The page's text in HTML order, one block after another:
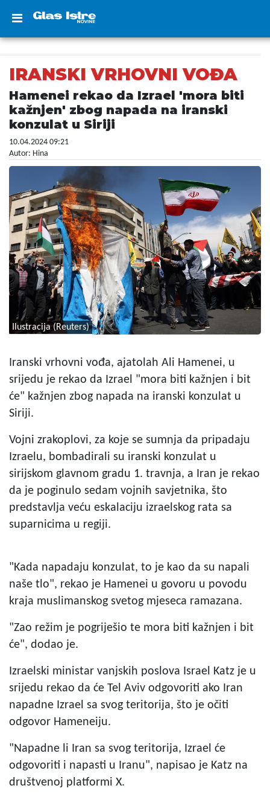
IRANSKI VRHOVNI VOĐA
Hamenei rekao da Izrael 'mora biti
kažnjen' zbog napada na iranski
konzulat u Siriji
10.04.2024 09:21
Autor: Hina
Ilustracija (Reuters)
Iranski vrhovni vođa, ajatolah Ali Hamenei, u
srijedu je rekao da Izrael "mora biti kažnjen i bit
će" kažnjen zbog napada na iranski konzulat u
Siriji.
Vojni zrakoplovi, za koje se sumnja da pripadaju
Izraelu, bombadirali su iranski konzulat u
sirijskom glavnom gradu 1. travnja, a Iran je rekao
da je poginulo sedam vojnih savjetnika, što
predstavlja veću eskalaciju izraelskog rata sa
suparnicima u regiji.
"Kada napadaju konzulat, to je kao da su napali
naše tlo", rekao je Hamenei u govoru u povodu
kraja muslimanskog svetog mjeseca ramazana.
"Zao režim je pogriješio te mora biti kažnjen i bit
će", dodao je.
Izraelski ministar vanjskih poslova Israel Katz je u
srijedu rekao da će Tel Aviv odgovoriti ako Iran
napadne Izrael sa svog teritorija, što je očiti
odgovor Hameneiju.
"Napadne li Iran sa svog teritorija, Izrael će
odgovoriti i napasti u Iranu", napisao je Katz na
društvenoj platformi X.